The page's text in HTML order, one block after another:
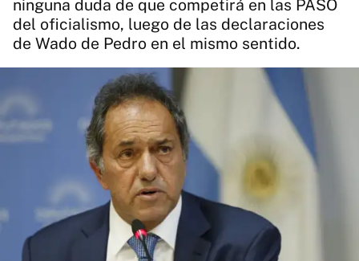
Diario del Juicio
ninguna duda de que competirá en las PASO
del oficialismo, luego de las declaraciones
de Wado de Pedro en el mismo sentido.